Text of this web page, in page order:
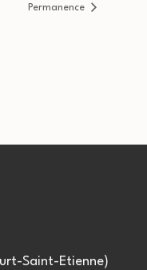
Permanence
Saint-Etienne)